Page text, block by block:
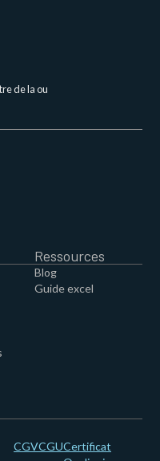
de la ou
Ressources
Blog
Guide excel
CGVCGUCertificat